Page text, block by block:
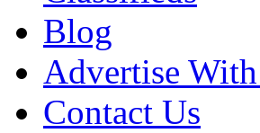
Blog
Advertise
Contact Us